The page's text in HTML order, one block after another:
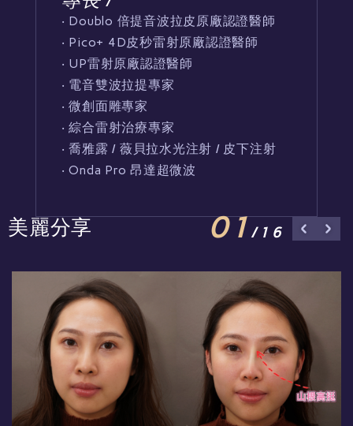
‧ Doublo 倍提音波拉皮原廠認證醫師
‧ Pico+ 4D皮秒雷射原廠認證醫師
‧ UP雷射原廠認證醫師
‧ 電音雙波拉提專家
‧ 微創面雕專家
‧ 綜合雷射治療專家
‧ 喬雅露 / 薇貝拉水光注射 / 皮下注射
‧ Onda Pro 昂達超微波
美麗分享 01/16